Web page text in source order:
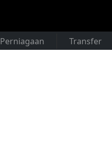
Perniagaan Transfer